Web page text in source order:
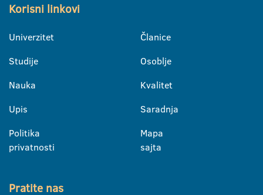
Korisni linkovi
Univerzitet
Studije
Nauka
Upis
Politika
privatnosti
Članice
Osoblje
Kvalitet
Saradnja
Mapa
sajta
Pratite nas